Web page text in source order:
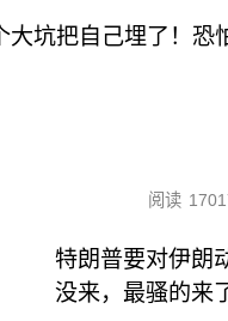
大坑把自己埋了！恐
阅读
特朗普要对伊朗
没来，最骚的来